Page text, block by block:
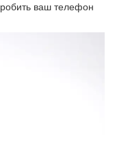
ваш телефон